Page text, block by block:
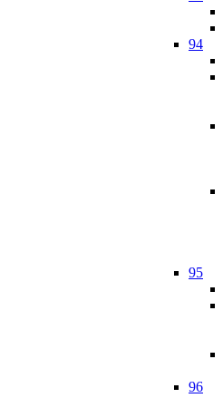
94
95
96